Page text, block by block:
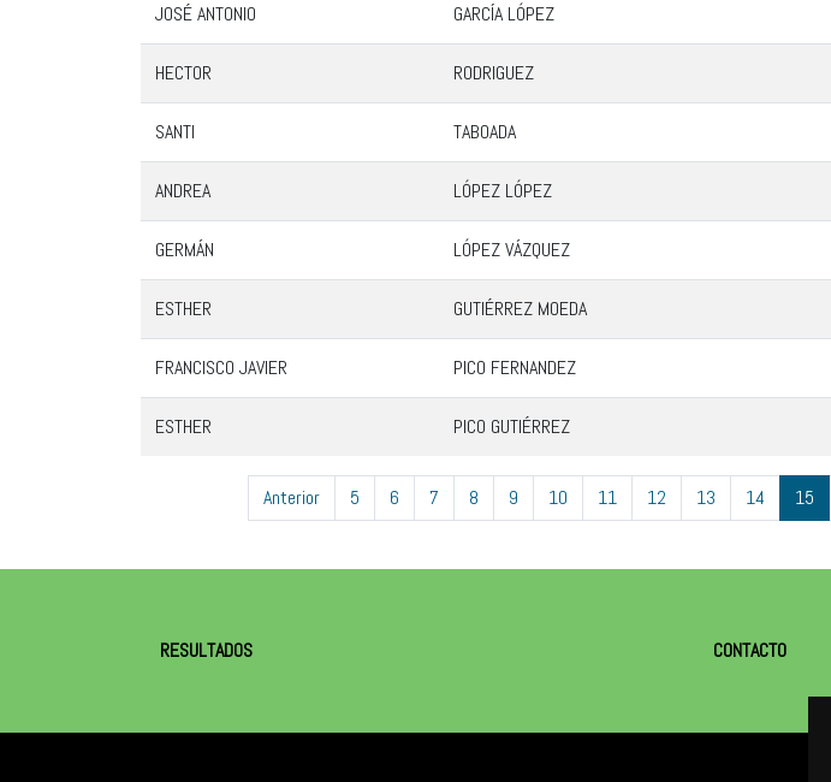
JOSÉ ANTONIO GARCÍA LÓPEZ
HECTOR RODRIGUEZ
SANTI TABOADA
ANDREA LÓPEZ LÓPEZ
GERMÁN LÓPEZ VÁZQUEZ
ESTHER GUTIÉRREZ MOEDA
FRANCISCO JAVIER PICO FERNANDEZ
ESTHER PICO GUTIÉRREZ
Anterior 5 6 7 8 9 10 11 12 13 14 15
RESULTADOS CONTACTO